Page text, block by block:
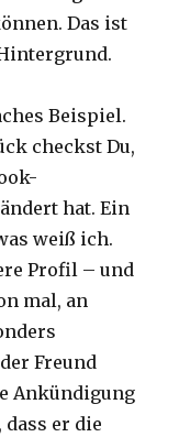
Das ist
Beispiel.
checkst Du,
hat. Ein
weiß ich.
Profil – und
mal, an
Freund
Ankündigung
er die